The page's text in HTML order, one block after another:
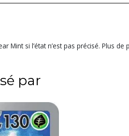
Mint si l’état n’est pas précisé. Plus
par